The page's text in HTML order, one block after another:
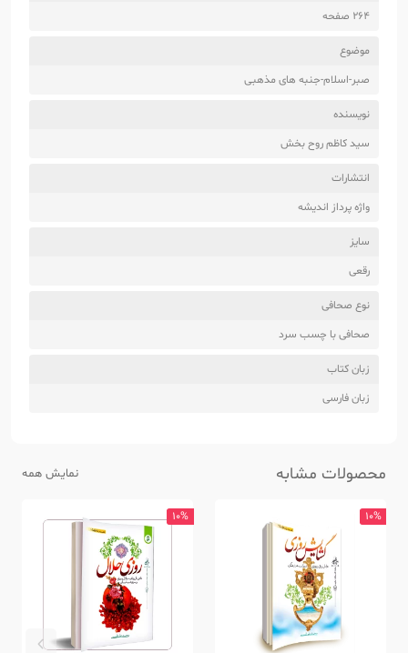
264 صفحه
موضوع
صبر-اسلام-جنبه های مذهبی
نویسنده
سید کاظم روح‌ بخش
انتشارات
واژه پرداز اندیشه
سایز
رقعی
نوع صحافی
صحافی با چسب سرد
زبان کتاب
زبان فارسی
محصولات مشابه نمایش همه
10%
10%